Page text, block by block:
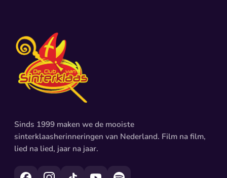
Sinds 1999 maken we de mooiste
sinterklaasherinneringen van Nederland. Film na film,
lied na lied, jaar na jaar.